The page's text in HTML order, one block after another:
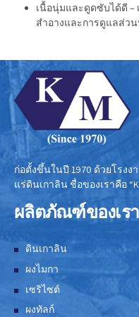
เนื้อนุ่มและดูดซับได้ดี –
สำอางและการดูแลส่ว
ก่อตั้งขึ้นในปี 1970 ด้วยโรงง
แร่ดินเกาลิน ชื่อของเราคือ
ผลิตภัณฑ์ของเรา
ดินเกาลิน
ผงไมกา
เซริไซต์
ผงทัลก์